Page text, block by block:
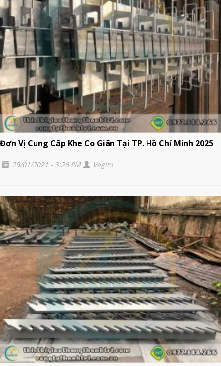
Đơn Vị Cung Cấp Khe Co Giãn Tại TP. Hồ Chí Minh 2025
29/01/2021 - 3:26 PM Vegito